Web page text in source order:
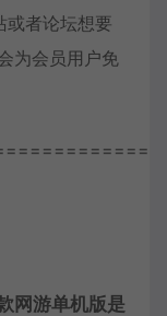
或者论坛想要
为会员用户免
网游单机版是